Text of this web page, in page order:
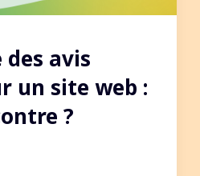
avis
un site web :
?